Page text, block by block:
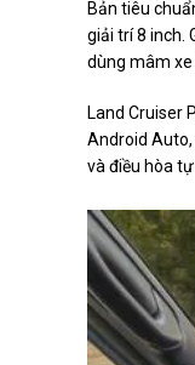
Bản tiêu
giải trí 8 inch.
dùng mâm xe
Land Cruiser
Android Auto,
và điều hòa